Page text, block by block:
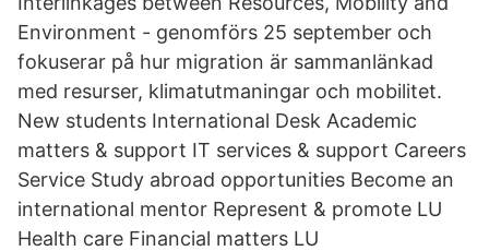
Environment - genomförs 25 september och
fokuserar på hur migration är sammanlänkad
med resurser, klimatutmaningar och mobilitet.
New students International Desk Academic
matters & support IT services & support Careers
Service Study abroad opportunities Become an
international mentor Represent & promote LU
Health care Financial matters LU